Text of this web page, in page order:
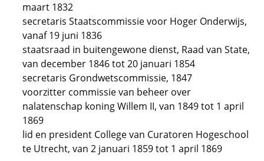
maart 1832
secretaris Staatscommissie voor Hoger Onderwijs,
vanaf 19 juni 1836
staatsraad in buitengewone dienst, Raad van State,
van december 1846 tot 20 januari 1854
secretaris Grondwetscommissie, 1847
voorzitter commissie van beheer over
nalatenschap koning Willem II, van 1849 tot 1 april
1869
lid en president College van Curatoren Hogeschool
te Utrecht, van 2 januari 1859 tot 1 april 1869